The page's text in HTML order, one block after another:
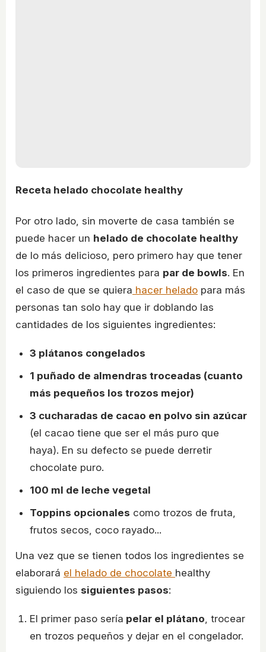
Receta helado chocolate healthy
Por otro lado, sin moverte de casa también se
puede hacer un helado de chocolate healthy
de lo más delicioso, pero primero hay que tener
los primeros ingredientes para par de bowls. En
el caso de que se quiera hacer helado para más
personas tan solo hay que ir doblando las
cantidades de los siguientes ingredientes:
3 plátanos congelados
1 puñado de almendras troceadas (cuanto
más pequeños los trozos mejor)
3 cucharadas de cacao en polvo sin azúcar
(el cacao tiene que ser el más puro que
haya). En su defecto se puede derretir
chocolate puro.
100 ml de leche vegetal
Toppins opcionales como trozos de fruta,
frutos secos, coco rayado...
Una vez que se tienen todos los ingredientes se
elaborará el helado de chocolate healthy
siguiendo los siguientes pasos:
El primer paso sería pelar el plátano , trocear
en trozos pequeños y dejar en el congelador.